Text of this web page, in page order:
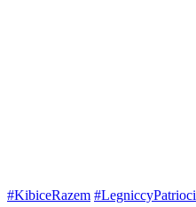
#KibiceRazem #LegniccyPatrioci